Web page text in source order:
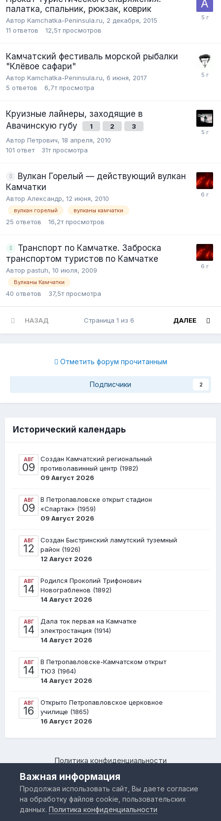
палатка, спальник, рюкзак, коврик
Автор Kamchatka-Peninsula.ru, 2 декабря, 2015
11 ответов 12,5т просмотров
Камчатский фестиваль морской рыбалки
"Клёвое сафари"
Автор Kamchatka-Peninsula.ru, 6 июня, 2017
5 ответов 6,7т просмотра
Круизные лайнеры, заходящие в
Авачинскую губу
1 2
3
Автор Петрович, 18 апреля, 2010
101 ответ 31т просмотра
Вулкан Горелый — действующий вулкан
Камчатки
Автор Александр, 12 июня, 2010
вулкан горелый вулканы камчатки
25 ответов 16,2т просмотров
Транспорт по Камчатке. Заброска
транспортом туристов по Камчатке
Автор pastuh, 10 июля, 2009
Вулканы Камчатки
40 ответов 37,5т просмотра
НАЗАД ДАЛЕЕ
Страница 1 из 6
Отметить форум прочитанным
Подписчики 2
Исторический календарь
АВГ
09
Создан Камчатский региональный
противолавинный центр (1982)
09 Август 2026
АВГ
09
В Петропавловске открыт стадион
«Спартак» (1959)
09 Август 2026
АВГ
12
Создан Быстринский ламутский туземный
район (1926)
12 Август 2026
АВГ
14
Родился Прокопий Трифонович
Новограбленов (1892)
14 Август 2026
АВГ
14
Дала ток первая на Камчатке
электростанция (1914)
14 Август 2026
АВГ
14
В Петропавловске-Камчатском открыт
ТЮЗ (1964)
14 Август 2026
АВГ
16
Открыто Петропавловское церковное
училище (1865)
16 Август 2026
Политика конфиденциальности
Камчатский региональный форум "Я люблю Камчатку –
www.IloveKamchatka.ru"
Powered by Invision Community
Важная информация
Продолжая использовать сайт, Вы даете согласие
на обработку файлов cookie, пользовательских
данных.Политика конфиденциальности